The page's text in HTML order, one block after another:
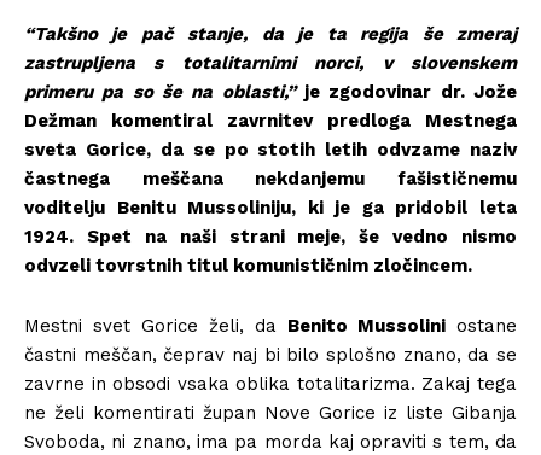
“Takšno je pač stanje, da je ta regija še zmeraj
zastrupljena s totalitarnimi norci, v slovenskem
primeru pa so še na oblasti,”je zgodovinar dr. Jože
Dežman komentiral zavrnitev predloga Mestnega
sveta Gorice, da se po stotih letih odvzame naziv
častnega meščana nekdanjemu fašističnemu
voditelju Benitu Mussoliniju, ki je ga pridobil leta
1924. Spet na naši strani meje, še vedno nismo
odvzeli tovrstnih titul komunističnim zločincem.
Mestni svet Gorice želi, da Benito Mussolini ostane
častni meščan, čeprav naj bi bilo splošno znano, da se
zavrne in obsodi vsaka oblika totalitarizma. Zakaj tega
ne želi komentirati župan Nove Gorice iz liste Gibanja
Svoboda, ni znano, ima pa morda kaj opraviti s tem, da